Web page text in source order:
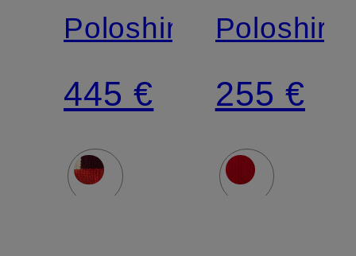
Poloshirt
445 €
Poloshirt
255 €